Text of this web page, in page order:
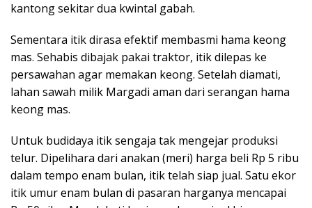
kantong sekitar dua kwintal gabah.
Sementara itik dirasa efektif membasmi hama keong
mas. Sehabis dibajak pakai traktor, itik dilepas ke
persawahan agar memakan keong. Setelah diamati,
lahan sawah milik Margadi aman dari serangan hama
keong mas.
Untuk budidaya itik sengaja tak mengejar produksi
telur. Dipelihara dari anakan (meri) harga beli Rp 5 ribu
dalam tempo enam bulan, itik telah siap jual. Satu ekor
itik umur enam bulan di pasaran harganya mencapai